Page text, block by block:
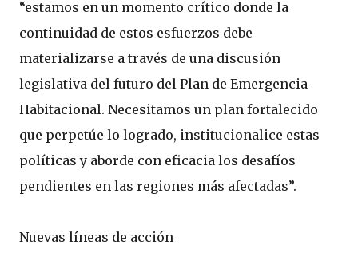
“estamos en un momento crítico donde la
continuidad de estos esfuerzos debe
materializarse a través de una discusión
legislativa del futuro del Plan de Emergencia
Habitacional. Necesitamos un plan fortalecido
que perpetúe lo logrado, institucionalice estas
políticas y aborde con eficacia los desafíos
pendientes en las regiones más afectadas”.
Nuevas líneas de acción